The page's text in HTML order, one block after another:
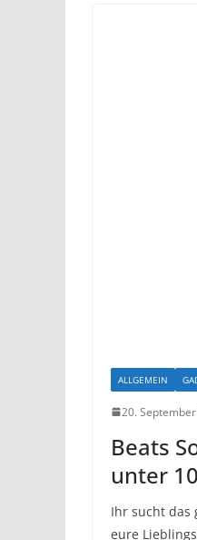
ALLGEMEIN
20.
Beats
unter
Ihr sucht das
eure